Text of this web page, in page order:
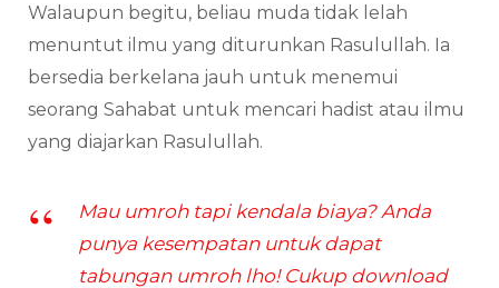
Walaupun begitu, beliau muda tidak lelah
menuntut ilmu yang diturunkan Rasulullah. Ia
bersedia berkelana jauh untuk menemui
seorang Sahabat untuk mencari hadist atau ilmu
yang diajarkan Rasulullah.
Mau umroh tapi kendala biaya? Anda
punya kesempatan untuk dapat
tabungan umroh lho! Cukup download